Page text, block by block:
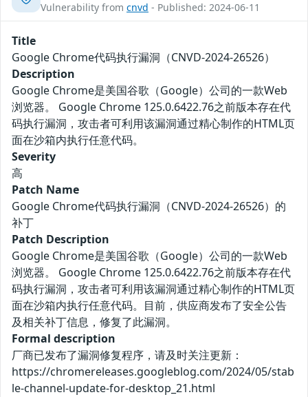
Vulnerability from cnvd - Published: 2024-06-11
Title
Google Chrome代码执行漏洞（CNVD-2024-26526）
Description
Google Chrome是美国谷歌（Google）公司的一款Web
浏览器。 Google Chrome 125.0.6422.76之前版本存在代
码执行漏洞，攻击者可利用该漏洞通过精心制作的HTML页
面在沙箱内执行任意代码。
Severity
高
Patch Name
Google Chrome代码执行漏洞（CNVD-2024-26526）的
补丁
Patch Description
Google Chrome是美国谷歌（Google）公司的一款Web
浏览器。 Google Chrome 125.0.6422.76之前版本存在代
码执行漏洞，攻击者可利用该漏洞通过精心制作的HTML页
面在沙箱内执行任意代码。目前，供应商发布了安全公告
及相关补丁信息，修复了此漏洞。
Formal description
厂商已发布了漏洞修复程序，请及时关注更新：
https://chromereleases.googleblog.com/2024/05/stab
le-channel-update-for-desktop_21.html